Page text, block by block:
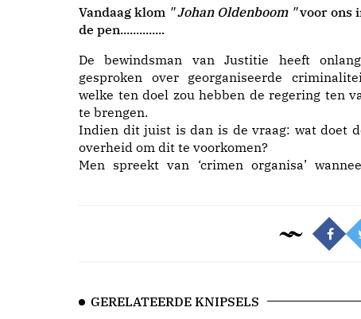
Vandaag klom " Johan Oldenboom "voor ons
de pen..............
De bewindsman van Justitie heeft
gesproken over georganiseerde
welke ten doel zou hebben de regering ten
te brengen.
Indien dit juist is dan is de vraag: wat doet
overheid om dit te voorkomen?
Men spreekt van ‘crimen organisa’
GERELATEERDE KNIPSELS